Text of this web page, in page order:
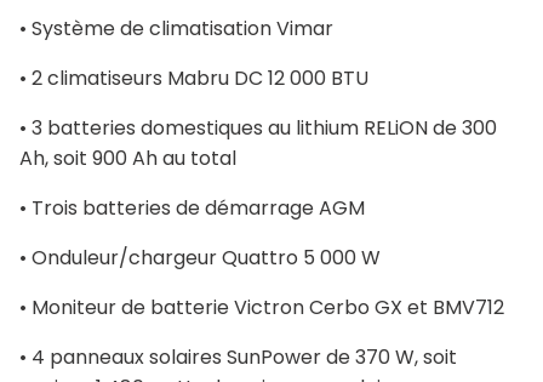
• Système de climatisation Vimar
• 2 climatiseurs Mabru DC 12 000 BTU
• 3 batteries domestiques au lithium RELiON de 300
Ah, soit 900 Ah au total
• Trois batteries de démarrage AGM
• Onduleur/chargeur Quattro 5 000 W
• Moniteur de batterie Victron Cerbo GX et BMV712
• 4 panneaux solaires SunPower de 370 W, soit